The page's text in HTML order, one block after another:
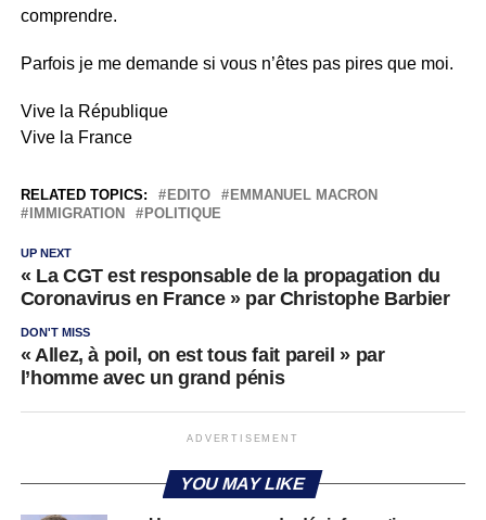
comprendre.
Parfois je me demande si vous n’êtes pas pires que moi.
Vive la République
Vive la France
RELATED TOPICS: EDITO
EMMANUEL MACRON
IMMIGRATION
POLITIQUE
UP NEXT
« La CGT est responsable de la propagation du
Coronavirus en France » par Christophe Barbier
DON'T MISS
« Allez, à poil, on est tous fait pareil » par
l’homme avec un grand pénis
ADVERTISEMENT
YOU MAY LIKE